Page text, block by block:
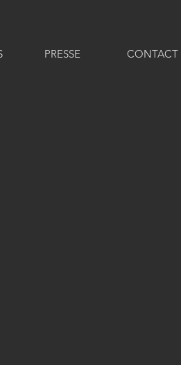
PRESSE CONTACT